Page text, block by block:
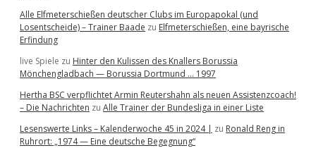
Alle Elfmeterschießen deutscher Clubs im Europapokal (und
Losentscheide) – Trainer Baade zu Elfmeterschießen, eine bayrische
Erfindung
live Spiele zu Hinter den Kulissen des Knallers Borussia
Mönchengladbach — Borussia Dortmund … 1997
Hertha BSC verpflichtet Armin Reutershahn als neuen Assistenzcoach!
– Die Nachrichten zu Alle Trainer der Bundesliga in einer Liste
Lesenswerte Links – Kalenderwoche 45 in 2024 | zu Ronald Reng in
Ruhrort: „1974 — Eine deutsche Begegnung“